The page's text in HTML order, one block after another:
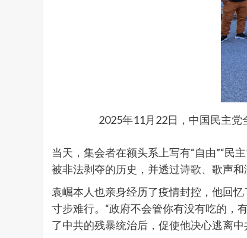
2025年11月22日，中国民主党
当天，集会者在额头系上写有“自由”“民
被非法剥夺的历史，并透过诗歌、歌声和
袁崛本人也亲身经历了疫情封控，他回
寸步难行。“政府不会管你有没有吃的，
了中共的残暴统治后，促使他决心逃离中